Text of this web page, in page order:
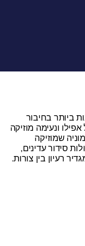
ביותר בחיבור
ונעימה מוזיקה
שמוזיקה
סידור עדינים,
רעיון בין צורות.